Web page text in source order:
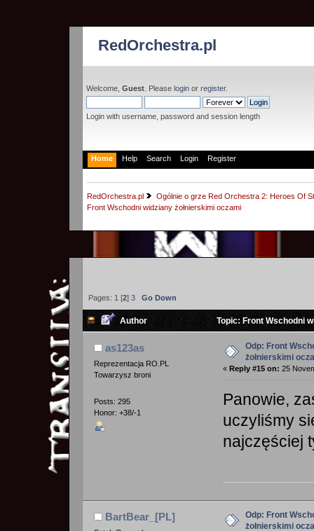
RedOrchestra.pl
Welcome, Guest. Please login or register.
Login with username, password and session length
Home Help Search Login Register
RedOrchestra.pl
Ogólnie o grze Red Orchestra 2: Heroes Of
Front Wschodni widziany żołnierskimi oczami
Pages: 1 [2] 3 Go Down
Author Topic: Front Wschodni
as123as
Reprezentacja RO.PL
Towarzysz broni
Posts: 295
Honor: +38/-1
Odp: Front
żołnierskimi
« Reply #15 on: 25
Panowie,
uczyliśmy
najczęściej
BartBear_[PL]
Odp: Front
żołnierskimi